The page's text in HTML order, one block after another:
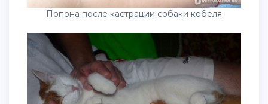
Попона после кастрации собаки кобеля